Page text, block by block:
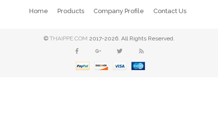
Home Products Company Profile Contact Us
© THAIPPE.COM 2017-2026. All Rights Reserved.